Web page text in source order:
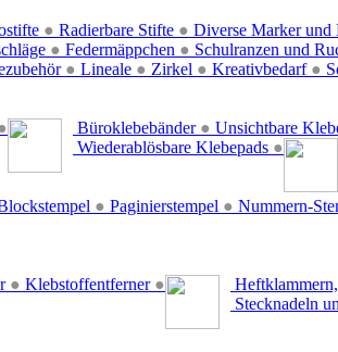
● Radierbare Stifte ● Diverse Marker und
● Federmäppchen ● Schulranzen und
● Lineale ● Zirkel ● Kreativbedarf ●
Büroklebebänder ● Unsichtbare
Wiederablösbare Klebepads ●
● Paginierstempel ● Nummern-
● Klebstoffentferner ●
Stecknadeln